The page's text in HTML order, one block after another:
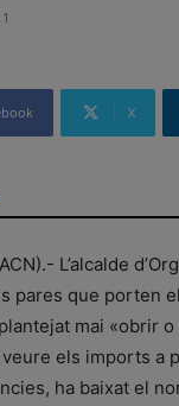
X
L’alcalde
pares que porten
mai «obrir
els imports a
ha baixat el